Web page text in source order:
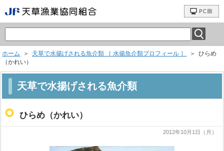
ホーム ＞ 天草で水揚げされる魚介類 ［ 水揚魚介類プロフィール ］
＞ ひらめ
（かれい）
天草で水揚げされる魚介類
ひらめ（かれい）
2012年10月1日（月）